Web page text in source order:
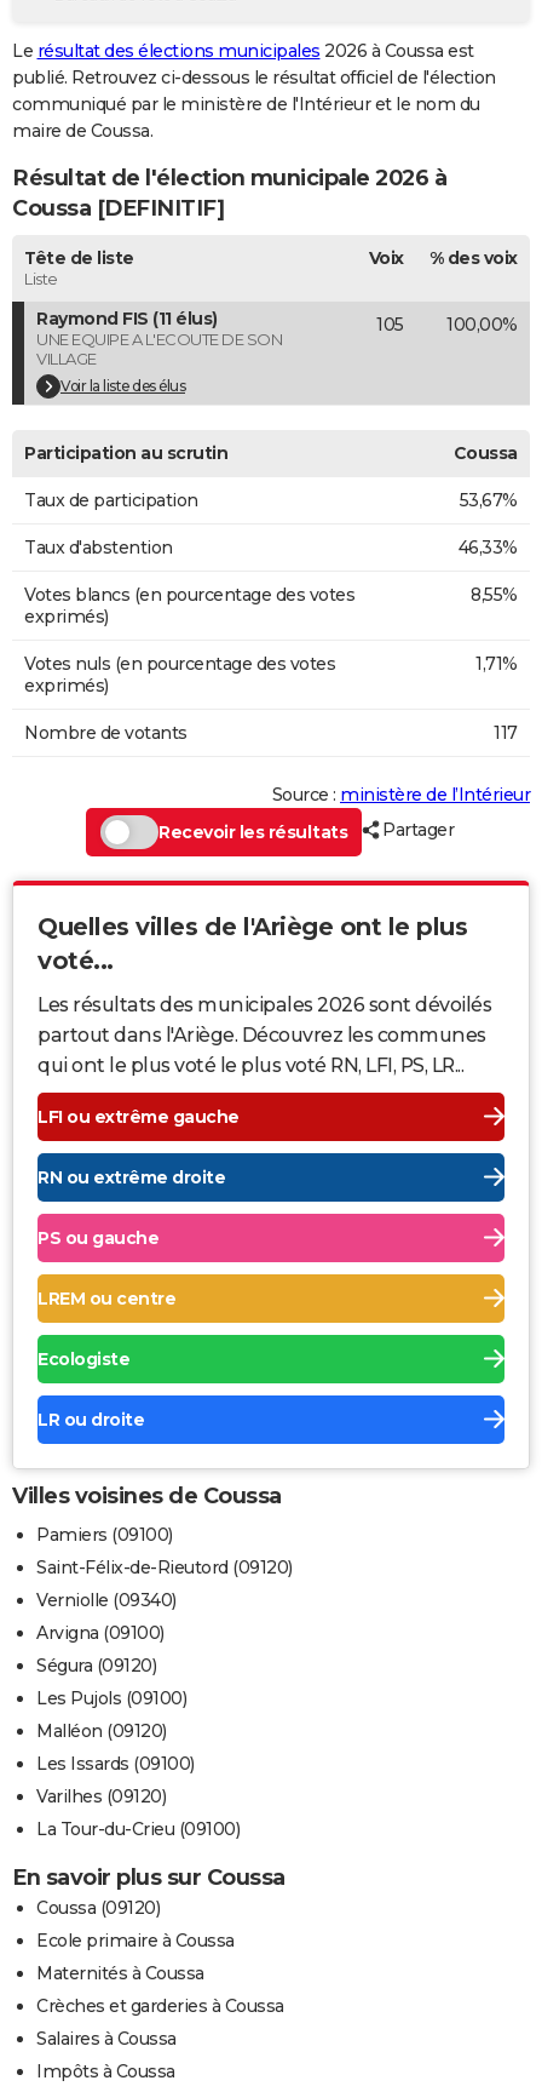
GUIDES D'ACHAT
BONS PLANS
CARTE DE VOEUX
Carte de Noël
Carte Bonne année
Carte Saint-Valentin
Carte Pâques
Carte d'anniversaire
DICTIONNAIRE
Dictionnaire
Biographies
Citations
Expressions
Proverbes
PROGRAMME TV
COPAINS D'AVANT
S'inscrire
Se connecter
Lycées
Collèges
Primaires
Universités
Entreprises
Service militaire
Avis de recherche
AVIS DE DÉCÈS
Bricolage
Lifestyle
Culture
Sport
Auto
Television
Voyage
Cinema
Le résultat des élections municipales 2026 à Coussa est
publié. Retrouvez ci-dessous le résultat officiel de l'élection
communiqué par le ministère de l'Intérieur et le nom du
maire de Coussa.
Résultat de l'élection municipale 2026 à
Coussa [DEFINITIF]
Tête de liste
Liste
Voix % des voix
Raymond FIS (11 élus)
UNE EQUIPE A L'ECOUTE DE SON
VILLAGE
Voir la liste des élus
105 100,00%
Participation au scrutin Coussa
Taux de participation 53,67%
Taux d'abstention 46,33%
Votes blancs (en pourcentage des votes
exprimés)
8,55%
Votes nuls (en pourcentage des votes
exprimés)
1,71%
Nombre de votants 117
Source : ministère de l’Intérieur
Recevoir les résultats
Partager
Quelles villes de l'Ariège ont le plus
voté...
Les résultats des municipales 2026 sont dévoilés
partout dans l'Ariège. Découvrez les communes
qui ont le plus voté le plus voté RN, LFI, PS, LR...
LFI ou extrême gauche
RN ou extrême droite
PS ou gauche
LREM ou centre
Ecologiste
LR ou droite
Villes voisines de Coussa
Pamiers (09100)
Saint-Félix-de-Rieutord (09120)
Verniolle (09340)
Arvigna (09100)
Ségura (09120)
Les Pujols (09100)
Malléon (09120)
Les Issards (09100)
Varilhes (09120)
La Tour-du-Crieu (09100)
En savoir plus sur Coussa
Coussa (09120)
Ecole primaire à Coussa
Maternités à Coussa
Crèches et garderies à Coussa
Salaires à Coussa
Impôts à Coussa